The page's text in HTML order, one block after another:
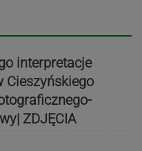
interpretacje
Cieszyńskiego
ZDJĘCIA